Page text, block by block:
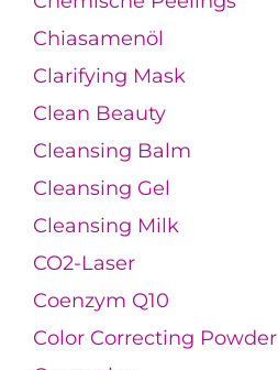
Chiasamenöl
Clarifying Mask
Clean Beauty
Cleansing Balm
Cleansing Gel
Cleansing Milk
CO2-Laser
Coenzym Q10
Color Correcting Powder